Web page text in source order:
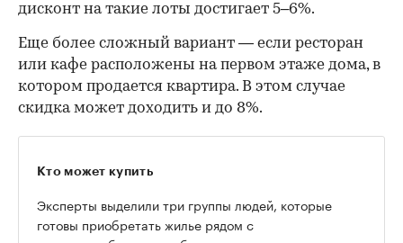
дисконт на такие лоты достигает 5–6%.
Еще более сложный вариант — если ресторан
или кафе расположены на первом этаже дома, в
котором продается квартира. В этом случае
скидка может доходить и до 8%.
Кто может купить
Эксперты выделили три группы людей, которые
готовы приобретать жилье рядом с